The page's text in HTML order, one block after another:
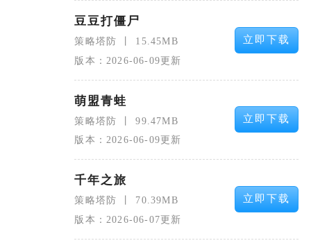
豆豆打僵尸
策略塔防
15.45MB
版本：2026-06-09更新
立即下载
萌盟青蛙
策略塔防
99.47MB
版本：2026-06-09更新
立即下载
千年之旅
策略塔防
70.39MB
版本：2026-06-07更新
立即下载